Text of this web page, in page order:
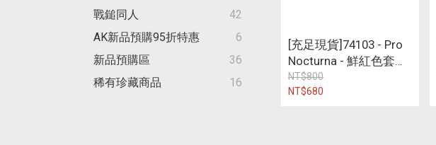
戰鎚同人
42
AK新品預購95折特惠
6
新品預購區
36
稀有珍藏商品
16
[充足現貨]74103 - Pro
Nocturna - 鮮紅色套組
Crimson Red Set (8)
NT$800
NT$680